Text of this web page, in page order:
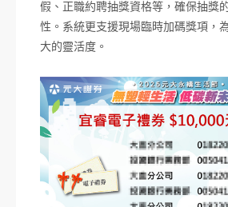
假、正職約聘抽獎資格等，確保抽獎
性。系統更支援現場臨時加碼獎項，
大的靈活度。